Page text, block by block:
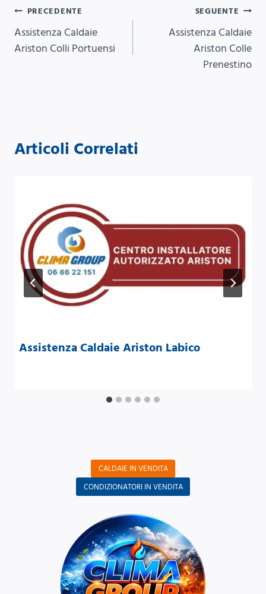
Navigazione
articoli
PRECEDENTE
Assistenza Caldaie
Ariston Colli Portuensi
SEGUENTE
Assistenza Caldaie
Ariston Colle
Prenestino
Articoli Correlati
Assistenza Caldaie Ariston Labico
CALDAIE IN VENDITA
CONDIZIONATORI IN VENDITA